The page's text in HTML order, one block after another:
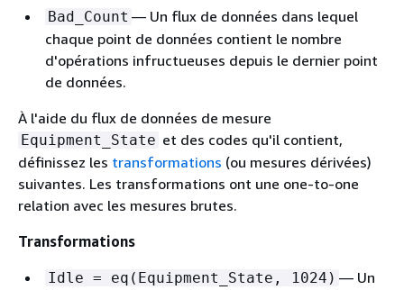
Bad_Count — Un flux de données dans lequel
chaque point de données contient le nombre
d'opérations infructueuses depuis le dernier point
de données.
À l'aide du flux de données de mesure
Equipment_State et des codes qu'il contient,
définissez les transformations (ou mesures dérivées)
suivantes. Les transformations ont une one-to-one
relation avec les mesures brutes.
Transformations
Idle = eq(Equipment_State, 1024) — Un